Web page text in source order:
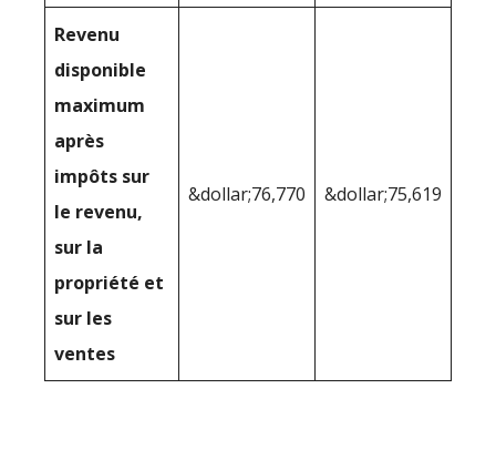
Revenu
disponible
maximum
après
impôts sur
le revenu,
sur la
propriété et
sur les
ventes
&dollar;76,770 &dollar;75,619